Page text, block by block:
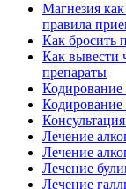
Магнезия как
правила
Как бросить
Как вывести
препараты
Кодирование
Кодирование
Лечение
Лечение
Лечение
Лечение